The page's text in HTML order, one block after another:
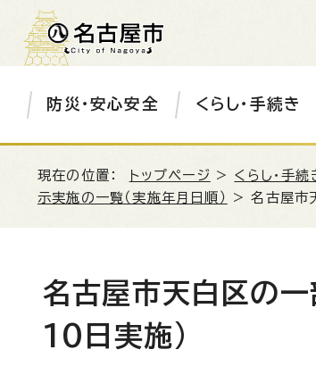
防災・安心安全 くらし・手続き
現在の位置： トップページ > くらし・手続
示実施の一覧（実施年月日順）
> 名古屋市
名古屋市天白区の
10日実施)